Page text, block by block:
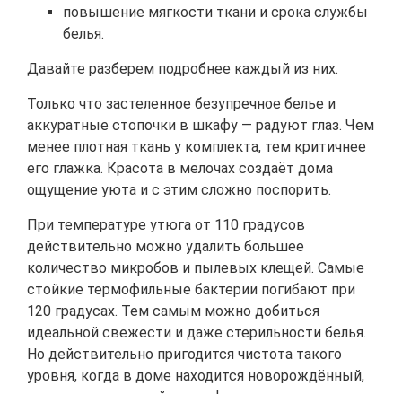
повышение мягкости ткани и срока службы
белья.
Давайте разберем подробнее каждый из них.
Только что застеленное безупречное белье и
аккуратные стопочки в шкафу — радуют глаз. Чем
менее плотная ткань у комплекта, тем критичнее
его глажка. Красота в мелочах создаёт дома
ощущение уюта и с этим сложно поспорить.
При температуре утюга от 110 градусов
действительно можно удалить большее
количество микробов и пылевых клещей. Самые
стойкие термофильные бактерии погибают при
120 градусах. Тем самым можно добиться
идеальной свежести и даже стерильности белья.
Но действительно пригодится чистота такого
уровня, когда в доме находится новорождённый,